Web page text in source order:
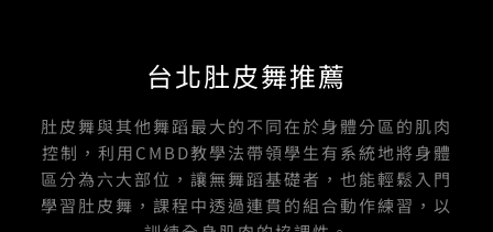
台北肚皮舞推薦
肚皮舞與其他舞蹈最大的不同在於身體分區的肌肉
控制，利用CMBD教學法帶領學生有系統地將身體
區分為六大部位，讓無舞蹈基礎者，也能輕鬆入門
學習肚皮舞，課程中透過連貫的組合動作練習，以